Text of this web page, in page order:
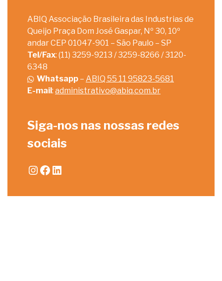
ABIQ Associação Brasileira das Industrias de
Queijo Praça Dom José Gaspar, Nº 30, 10º
andar CEP 01047-901 – São Paulo – SP
Tel/Fax: (11) 3259-9213 / 3259-8266 / 3120-
6348
Whatsapp – ABIQ 55 11 95823-5681
E-mail: administrativo@abiq.com.br
Siga-nos nas nossas redes
sociais
Instagram
Facebook
LinkedIn